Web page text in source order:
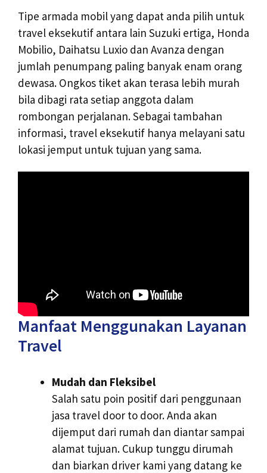
Tipe armada mobil yang dapat anda pilih untuk
travel eksekutif antara lain Suzuki ertiga, Honda
Mobilio, Daihatsu Luxio dan Avanza dengan
jumlah penumpang paling banyak enam orang
dewasa. Ongkos tiket akan terasa lebih murah
bila dibagi rata setiap anggota dalam
rombongan perjalanan. Sebagai tambahan
informasi, travel eksekutif hanya melayani satu
lokasi jemput untuk tujuan yang sama.
Manfaat Menggunakan Layanan
Travel
Mudah dan Fleksibel
Salah satu poin positif dari penggunaan
jasa travel door to door. Anda akan
dijemput dari rumah dan diantar sampai
alamat tujuan. Cukup tunggu dirumah
dan biarkan driver kami yang datang ke